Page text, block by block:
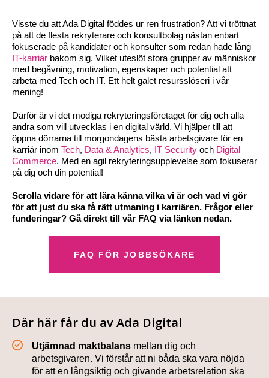
Visste du att Ada Digital föddes ur ren frustration? Att vi tröttnat
på att de flesta rekryterare och konsultbolag nästan enbart
fokuserade på kandidater och konsulter som redan hade lång
IT-karriär bakom sig. Vilket uteslöt stora grupper av människor
med begåvning, motivation, egenskaper och potential att
arbeta med Tech och IT. Ett helt galet resursslöseri i vår
mening!
Därför är vi det modiga rekryteringsföretaget för dig och alla
andra som vill utvecklas i en digital värld. Vi hjälper till att
öppna dörrarna till morgondagens bästa arbetsgivare för en
karriär inom Tech, Data & Analytics, IT Security och Digital
Commerce. Med en agil rekryteringsupplevelse som fokuserar
på dig och din potential!
Scrolla vidare för att lära känna vilka vi är och vad vi gör
för att just du ska få rätt utmaning i karriären. Frågor eller
funderingar? Gå direkt till vår FAQ via länken nedan.
FAQ FÖR JOBBSÖKARE
Där här får du av Ada Digital
Utjämnad maktbalans mellan dig och
arbetsgivaren. Vi förstår att ni båda ska vara nöjda
för att en långsiktig och givande arbetsrelation ska